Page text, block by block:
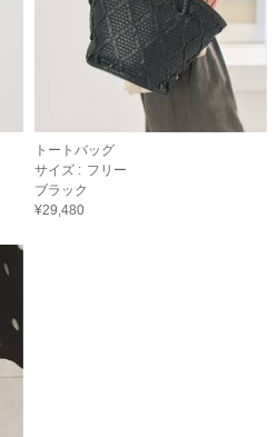
トートバッグ
サイズ : フリー
ブラック
¥29,480